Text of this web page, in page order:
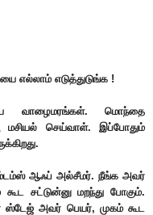
எல்லாம் எடுத்துடுங்க !
வாழைமரங்கள். மொந்தை
மசியல் செய்வாள். இப்போதும்
ஆஃப் அல்சீமர். நீங்க அவர்
சட்டுன்னு மறந்து போகும்.
அவர் பெயர், முகம் கூட